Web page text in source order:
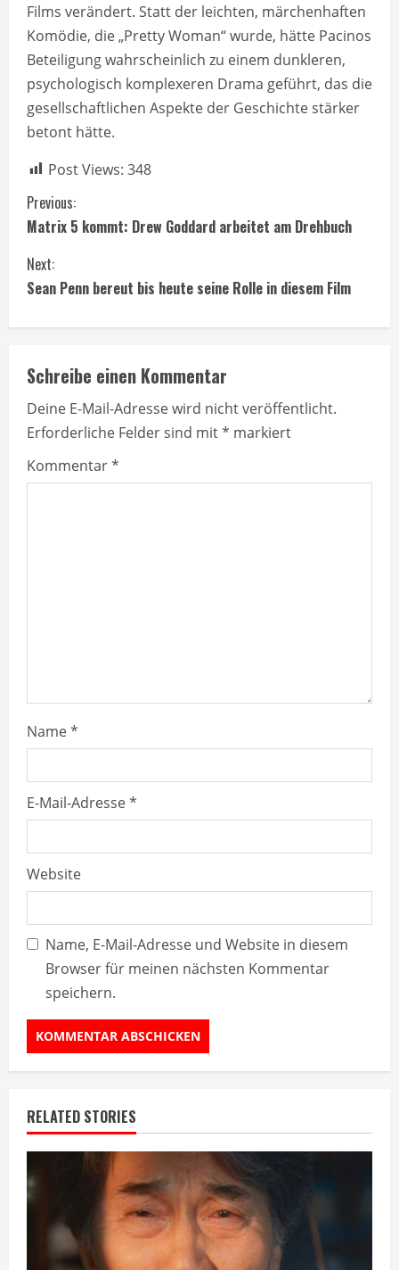
Films verändert. Statt der leichten, märchenhaften
Komödie, die „Pretty Woman“ wurde, hätte Pacinos
Beteiligung wahrscheinlich zu einem dunkleren,
psychologisch komplexeren Drama geführt, das die
gesellschaftlichen Aspekte der Geschichte stärker
betont hätte.
Post Views: 348
C
o
n
t
i
n
u
e
n
g
Previous:
Matrix 5 kommt: Drew Goddard arbeitet am Drehbuch
Next:
Sean Penn bereut bis heute seine Rolle in diesem Film
Schreibe einen Kommentar
Deine E-Mail-Adresse wird nicht veröffentlicht.
Erforderliche Felder sind mit* markiert
Kommentar*
Name*
E-Mail-Adresse*
Website
Name, E-Mail-Adresse und Website in diesem
Browser für meinen nächsten Kommentar
speichern.
RELATED STORIES